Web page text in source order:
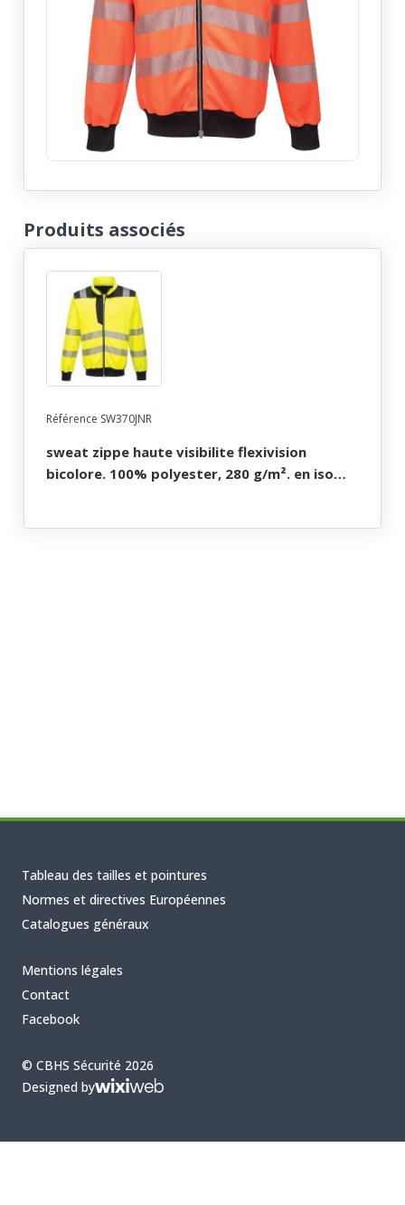
Produits associés
Référence SW370JNR
sweat zippe haute visibilite flexivision
bicolore. 100% polyester, 280 g/m². en iso
Tableau des tailles et pointures
Normes et directives Européennes
Catalogues généraux
Mentions légales
Contact
Facebook
© CBHS Sécurité 2026
Designed by